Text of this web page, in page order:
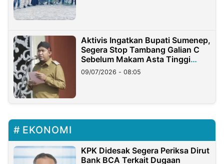
Aktivis Ingatkan Bupati Sumenep,
Segera Stop Tambang Galian C
Sebelum Makam Asta Tinggi
Longsor
09/07/2026 - 08:05
EKONOMI
KPK Didesak Segera Periksa Dirut
Bank BCA Terkait Dugaan